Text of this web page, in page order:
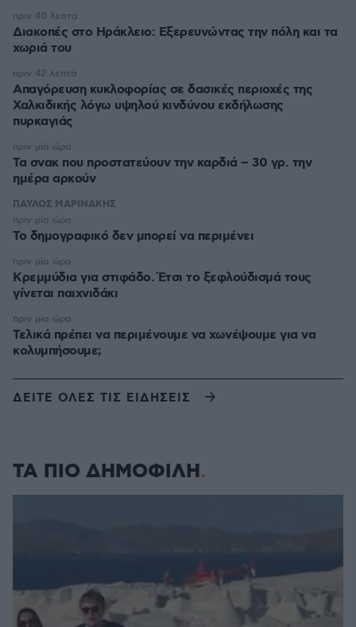
Διακοπές στο Ηράκλειο: Εξερευνώντας την πόλη και τα
χωριά του
πριν 40 λεπτά
Απαγόρευση κυκλοφορίας σε δασικές περιοχές της
Χαλκιδικής λόγω υψηλού κινδύνου εκδήλωσης
πυρκαγιάς
πριν 42 λεπτά
Τα σνακ που προστατεύουν την καρδιά – 30 γρ. την
ημέρα αρκούν
πριν μία ώρα
ΠΑΥΛΟΣ ΜΑΡΙΝΑΚΗΣ
Το δημογραφικό δεν μπορεί να περιμένει
πριν μία ώρα
Κρεμμύδια για στιφάδο. Έτσι το ξεφλούδισμά τους
γίνεται παιχνιδάκι
πριν μία ώρα
Τελικά πρέπει να περιμένουμε να χωνέψουμε για να
κολυμπήσουμε;
πριν μία ώρα
ΔΕΙΤΕ ΟΛΕΣ ΤΙΣ ΕΙΔΗΣΕΙΣ
ΤΑ ΠΙΟ ΔΗΜΟΦΙΛΗ